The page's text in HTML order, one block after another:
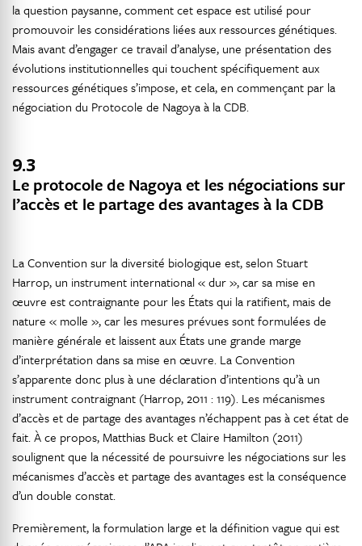
la question paysanne, comment cet espace est utilisé pour
promouvoir les considérations liées aux ressources génétiques.
Mais avant d’engager ce travail d’analyse, une présentation des
évolutions institutionnelles qui touchent spécifiquement aux
ressources génétiques s’impose, et cela, en commençant par la
négociation du Protocole de Nagoya à la CDB.
9.3
Le protocole de Nagoya et les négociations sur
l’accès et le partage des avantages à la CDB
La Convention sur la diversité biologique est, selon Stuart
Harrop, un instrument international « dur », car sa mise en
œuvre est contraignante pour les États qui la ratifient, mais de
nature « molle », car les mesures prévues sont formulées de
manière générale et laissent aux États une grande marge
d’interprétation dans sa mise en œuvre. La Convention
s’apparente donc plus à une déclaration d’intentions qu’à un
instrument contraignant (Harrop, 2011 : 119). Les mécanismes
d’accès et de partage des avantages n’échappent pas à cet état de
fait. À ce propos, Matthias Buck et Claire Hamilton (2011)
soulignent que la nécessité de poursuivre les négociations sur les
mécanismes d’accès et partage des avantages est la conséquence
d’un double constat.
Premièrement, la formulation large et la définition vague qui est